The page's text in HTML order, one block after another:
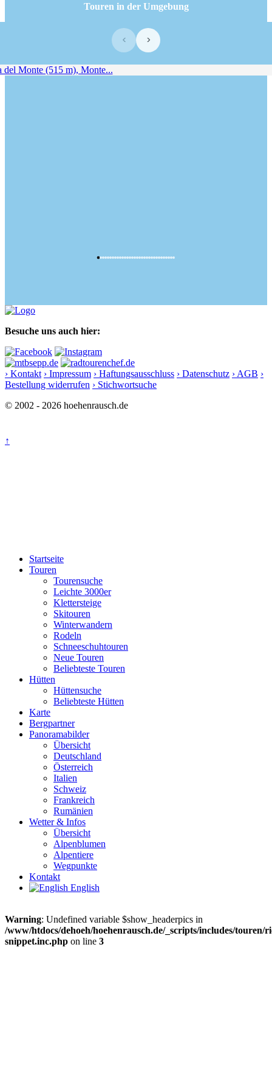
Touren in der Umgebung
‹ ›
Besuche uns auch hier:
› Kontakt › Impressum › Haftungsausschluss › Datenschutz › AGB ›
Bestellung widerrufen › Stichwortsuche
© 2002 - 2026 hoehenrausch.de
↑
Startseite
Touren
Tourensuche
Leichte 3000er
Klettersteige
Skitouren
Winterwandern
Rodeln
Schneeschuhtouren
Neue Touren
Beliebteste Touren
Hütten
Hüttensuche
Beliebteste Hütten
Karte
Bergpartner
Panoramabilder
Übersicht
Deutschland
Österreich
Italien
Schweiz
Frankreich
Rumänien
Wetter & Infos
Übersicht
Alpenblumen
Alpentiere
Wegpunkte
Kontakt
English
Warning: Undefined variable $show_headerpics in
/www/htdocs/dehoeh/hoehenrausch.de/_scripts/includes/touren/
snippet.inc.php on line 3